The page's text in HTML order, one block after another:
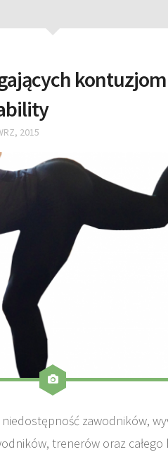
kontuzjom
2015
zawodników,
trenerów oraz całego